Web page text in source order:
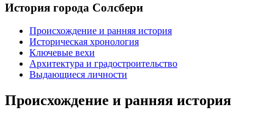
История города Солсбери
Происхождение и ранняя история
Историческая хронология
Ключевые вехи
Архитектура и градостроительство
Выдающиеся личности
Происхождение и ранняя история